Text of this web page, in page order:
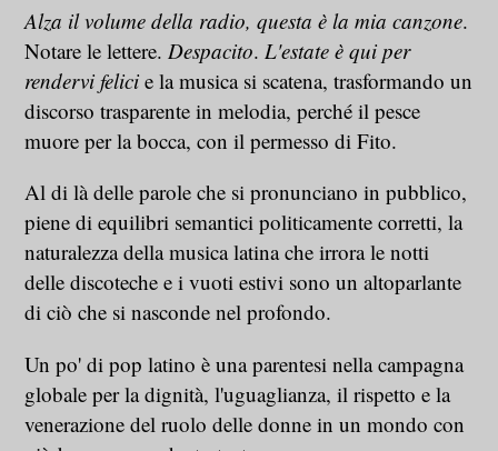
Alza il volume della radio, questa è la mia canzone.
Notare le lettere.Despacito.L'estate è qui per
rendervi felici e la musica si scatena, trasformando un
discorso trasparente in melodia, perché il pesce
muore per la bocca, con il permesso di Fito.
Al di là delle parole che si pronunciano in pubblico,
piene di equilibri semantici politicamente corretti, la
naturalezza della musica latina che irrora le notti
delle discoteche e i vuoti estivi sono un altoparlante
di ciò che si nasconde nel profondo.
Un po' di pop latino è una parentesi nella campagna
globale per la dignità, l'uguaglianza, il rispetto e la
venerazione del ruolo delle donne in un mondo con